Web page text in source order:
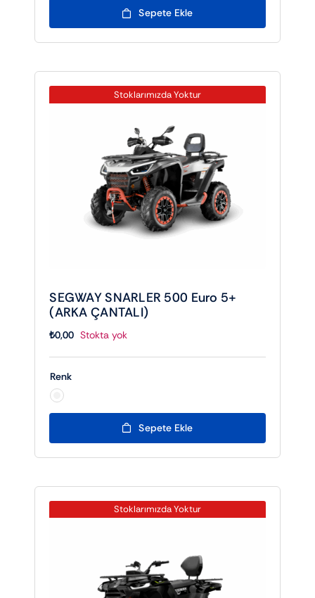
Sepete Ekle
Stoklarımızda Yoktur
SEGWAY SNARLER 500 Euro 5+
(ARKA ÇANTALI)
₺0,00 Stokta yok
Renk
Sepete Ekle
Stoklarımızda Yoktur